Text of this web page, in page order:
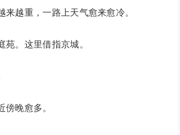
越重，一路上天气愈来愈冷。
。这里借指京城。
晚愈多。